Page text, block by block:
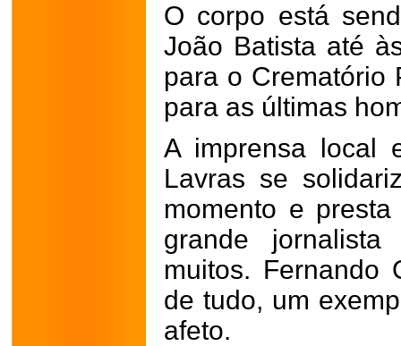
O corpo está
João Batista até
para o Crematório
para as últimas
A imprensa local
Lavras se
momento e
grande
muitos. Fernando
de tudo, um
afeto.